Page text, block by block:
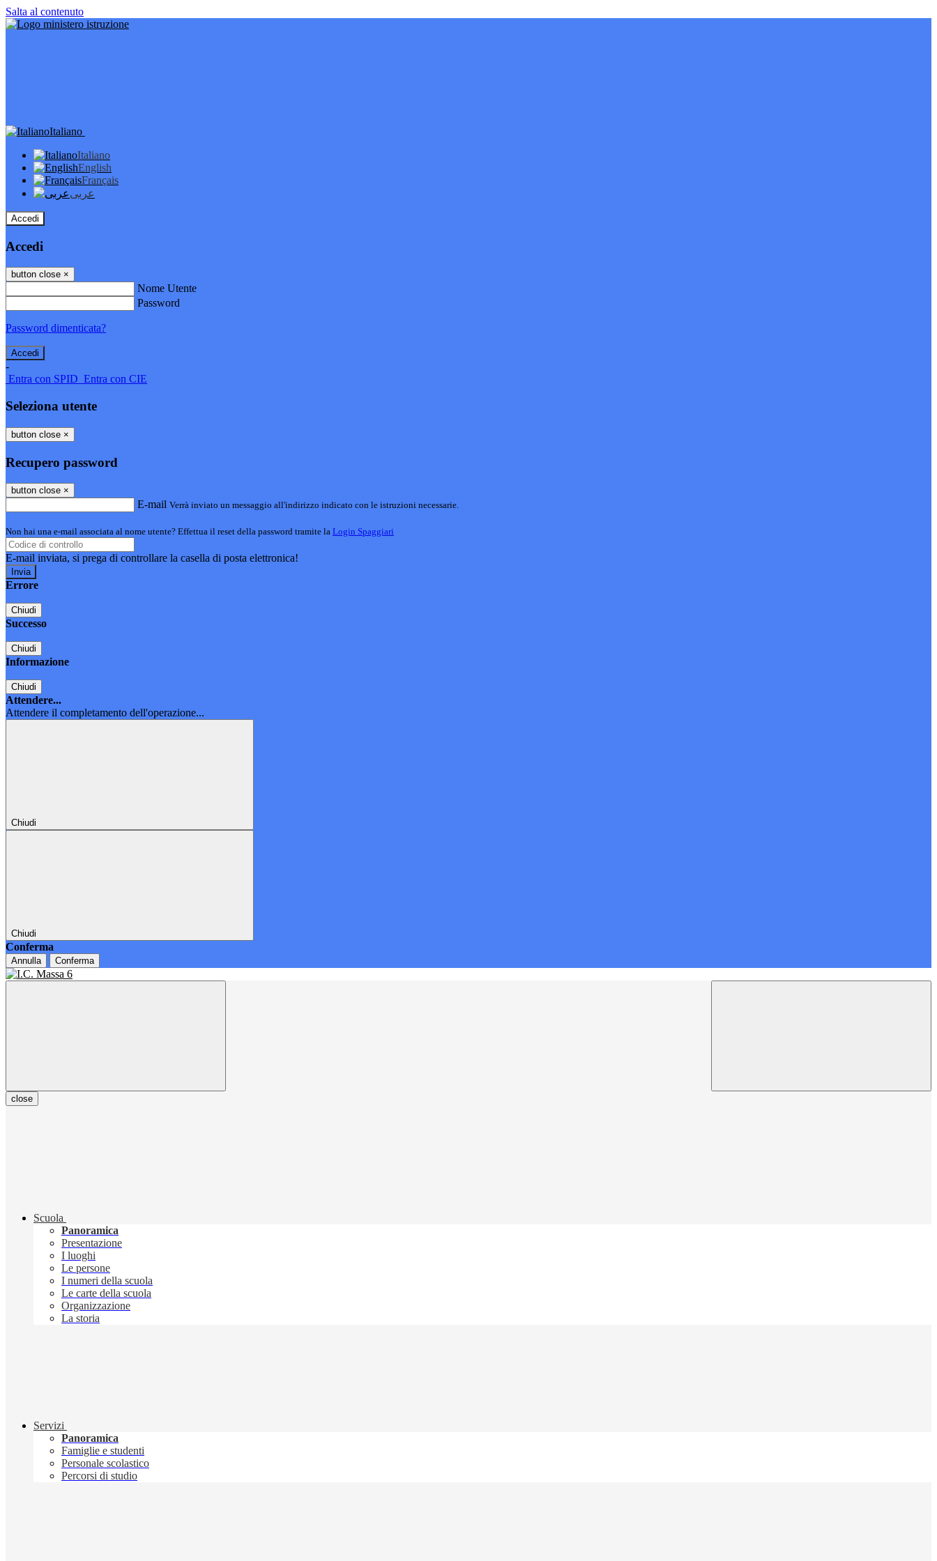
Salta al contenuto
Italiano
Italiano
English
Français
عربى
Accedi
Accedi
button close ×
Nome Utente
Password
Password dimenticata?
-
Entra con SPID Entra con CIE
Seleziona utente
button close ×
Recupero password
button close ×
E-mail Verrà inviato un messaggio all'indirizzo indicato con le istruzioni necessarie.
Non hai una e-mail associata al nome utente? Effettua il reset della password tramite la Login Spaggiari
E-mail inviata, si prega di controllare la casella di posta elettronica!
Errore
Chiudi
Successo
Chiudi
Informazione
Chiudi
Attendere...
Attendere il completamento dell'operazione...
Chiudi
Chiudi
Conferma
Annulla Conferma
close
Scuola
Panoramica
Presentazione
I luoghi
Le persone
I numeri della scuola
Le carte della scuola
Organizzazione
La storia
Servizi
Panoramica
Famiglie e studenti
Personale scolastico
Percorsi di studio